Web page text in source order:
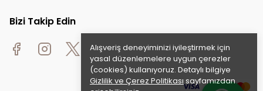
Alışveriş deneyiminizi iyileştirmek için
yasal düzenlemelere uygun çerezler
(cookies) kullanıyoruz. Detaylı bilgiye
Gizlilik ve Çerez Politikası sayfamızdan
Bizi Takip Edin